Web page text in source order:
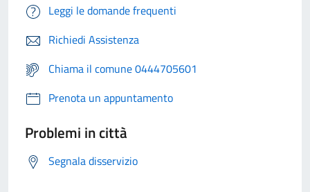
Leggi le domande frequenti
Richiedi Assistenza
Chiama il comune 0444705601
Prenota un appuntamento
Problemi in città
Segnala disservizio